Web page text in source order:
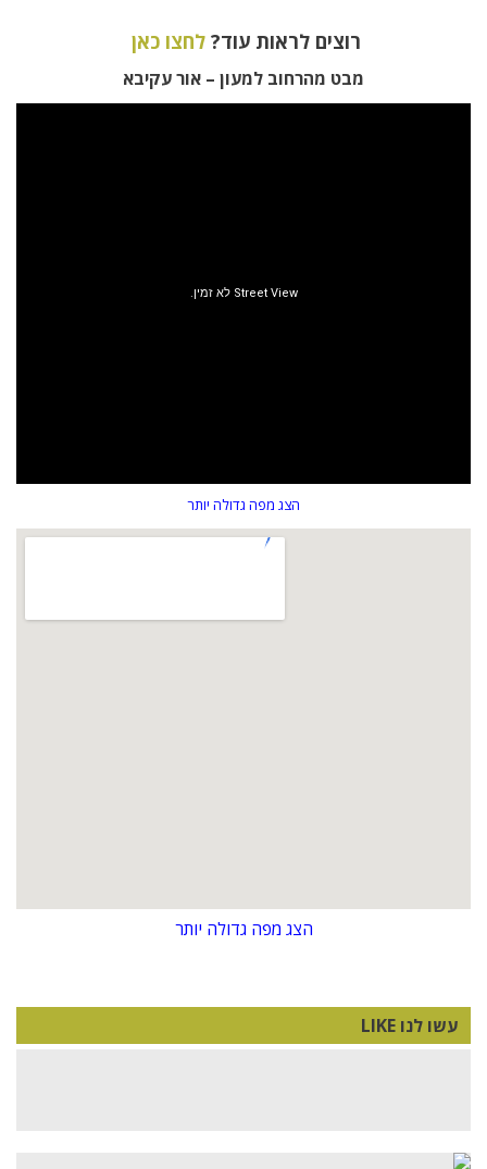
רוצים לראות עוד? לחצו כאן
מבט מהרחוב למעון – אור עקיבא
הצג מפה גדולה יותר
הצג מפה גדולה יותר
עשו לנו LIKE